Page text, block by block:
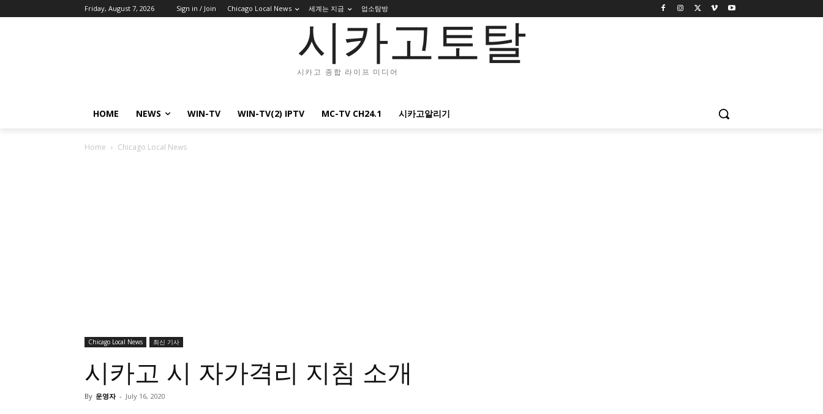
Friday, August 7, 2026 Sign in / Join Chicago Local News 세계는 지금 업소탐방
시카고토탈
시카고 종합 라이프 미디어
HOME NEWS WIN-TV WIN-TV(2) IPTV MC-TV CH24.1 시카고알리기
Home Chicago Local News
Chicago Local News 최신 기사
시카고 시 자가격리 지침 소개
By 운영자 - July 16, 2020